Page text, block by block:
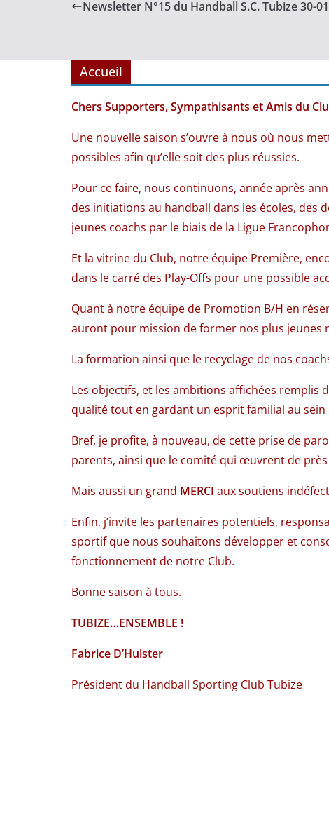
Newsletter N°15 du Handball S.C. Tubize 30-
Accueil
Chers Supporters, Sympathisants et Amis du
Une nouvelle saison s’ouvre à nous où nous
possibles afin qu’elle soit des plus réussies.
Pour ce faire, nous continuons, année après
des initiations au handball dans les écoles, des
jeunes coachs par le biais de la Ligue
Et la vitrine du Club, notre équipe Première,
dans le carré des Play-Offs pour une possible
Quant à notre équipe de Promotion B/H en
auront pour mission de former nos plus jeunes
La formation ainsi que le recyclage de nos
Les objectifs, et les ambitions affichées remplis
qualité tout en gardant un esprit familial au
Bref, je profite, à nouveau, de cette prise de
parents, ainsi que le comité qui œuvrent de
Mais aussi un grand MERCI aux soutiens
Enfin, j’invite les partenaires potentiels,
sportif que nous souhaitons développer et
fonctionnement de notre Club.
Bonne saison à tous.
TUBIZE…ENSEMBLE !
Fabrice D’Hulster
Président du Handball Sporting Club Tubize